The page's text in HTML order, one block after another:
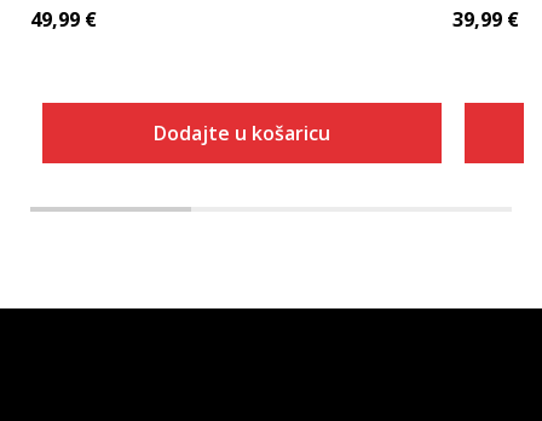
49,99 €
Dodajte u košaricu
39,99 €